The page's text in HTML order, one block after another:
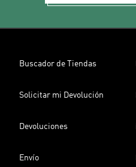
Buscador de Tiendas
Solicitar mi Devolución
Devoluciones
Envío